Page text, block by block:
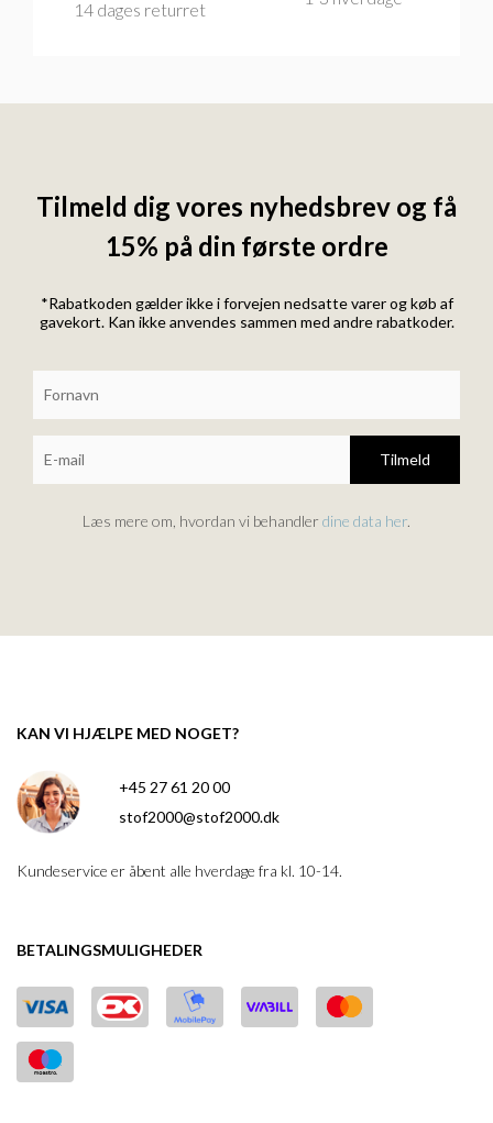
14 dages returret
Tilmeld dig vores nyhedsbrev og få
15% på din første ordre
*Rabatkoden gælder ikke i forvejen nedsatte varer og køb af
gavekort. Kan ikke anvendes sammen med andre rabatkoder.
Tilmeld
Læs mere om, hvordan vi behandler dine data her.
KAN VI HJÆLPE MED NOGET?
+45 27 61 20 00
stof2000@stof2000.dk
Kundeservice er åbent alle hverdage fra kl. 10-14.
BETALINGSMULIGHEDER